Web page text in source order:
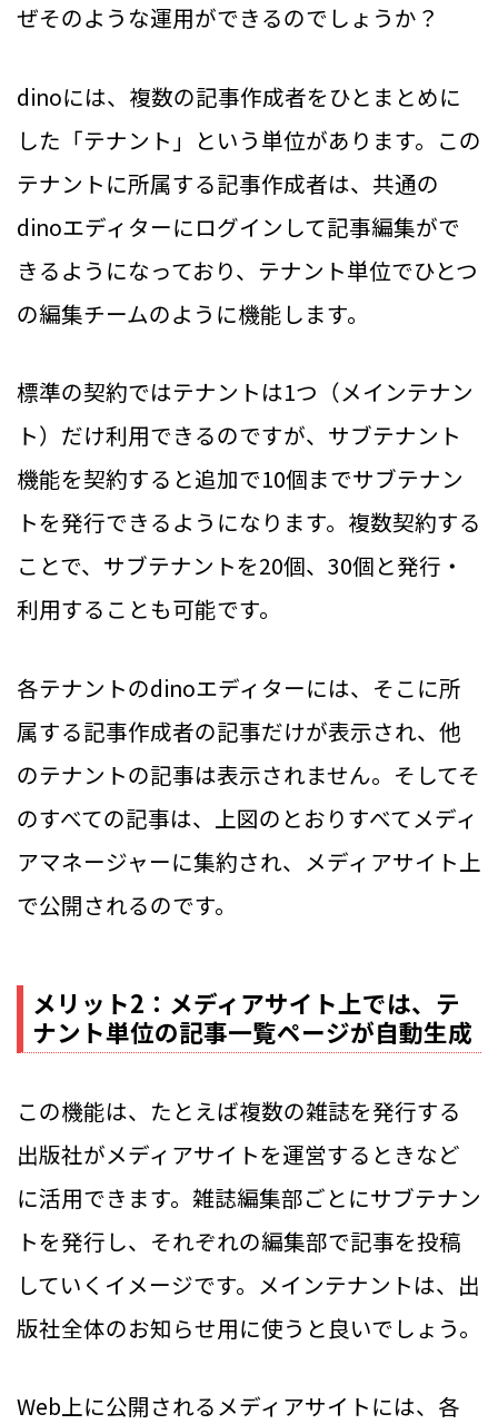
ぜそのような運用ができるのでしょうか？
dinoには、複数の記事作成者をひとまとめに
した「テナント」という単位があります。この
テナントに所属する記事作成者は、共通の
dinoエディターにログインして記事編集がで
きるようになっており、テナント単位でひとつ
の編集チームのように機能します。
標準の契約ではテナントは1つ（メインテナン
ト）だけ利用できるのですが、サブテナント
機能を契約すると追加で10個までサブテナン
トを発行できるようになります。複数契約する
ことで、サブテナントを20個、30個と発行・
利用することも可能です。
各テナントのdinoエディターには、そこに所
属する記事作成者の記事だけが表示され、他
のテナントの記事は表示されません。そしてそ
のすべての記事は、上図のとおりすべてメディ
アマネージャーに集約され、メディアサイト上
で公開されるのです。
メリット2：メディアサイト上では、テ
ナント単位の記事一覧ページが自動生成
この機能は、たとえば複数の雑誌を発行する
出版社がメディアサイトを運営するときなど
に活用できます。雑誌編集部ごとにサブテナン
トを発行し、それぞれの編集部で記事を投稿
していくイメージです。メインテナントは、出
版社全体のお知らせ用に使うと良いでしょう。
Web上に公開されるメディアサイトには、各